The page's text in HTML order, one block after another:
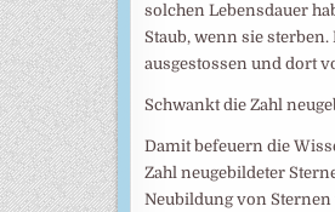
solchen Lebensdauer
Staub, wenn sie
ausgestossen und dort
Schwankt die Zahl
Damit befeuern die
Zahl neugebildeter
Neubildung von